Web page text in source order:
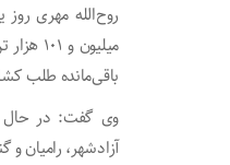
روح‌الله مهری
باقی‌مانده طلب
آزادشهر، رامیان